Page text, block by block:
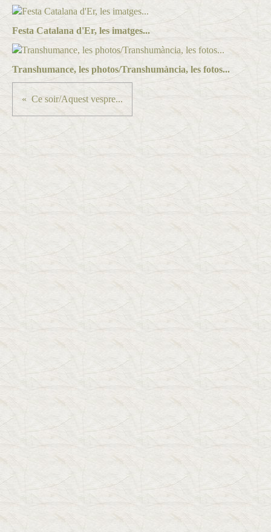
Festa Catalana d'Er, les imatges...
Transhumance, les photos/Transhumància, les fotos...
Ce soir/Aquest vespre...